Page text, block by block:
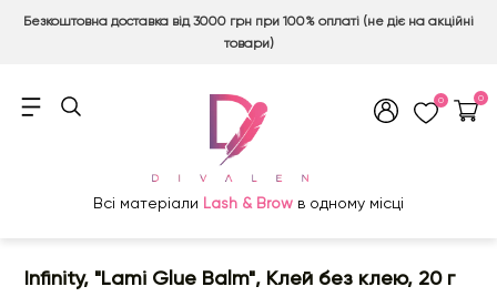
Безкоштовна доставка від 3000 грн при 100% оплаті (не діє на акційні
товари)
0 0
Всі матеріали Lash & Brow в одному місці
Infinity, "Lami Glue Balm", Клей без клею, 20 г